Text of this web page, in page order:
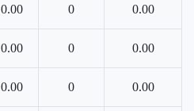
0.00 0 0.00
0.00 0 0.00
0.00 0 0.00